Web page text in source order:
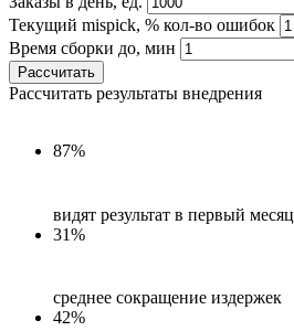
Текущий mispick, % кол-во ошибок
Время сборки до, мин
Рассчитать
Рассчитать результаты внедрения
87%
видят результат в первый месяц
31%
среднее сокращение издержек
42%